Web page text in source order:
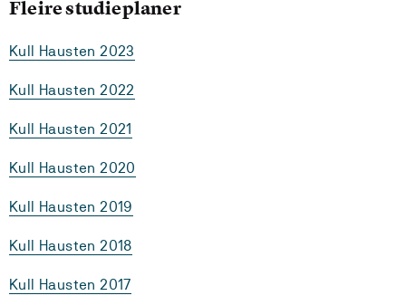
Fleire studieplaner
Kull Hausten 2023
Kull Hausten 2022
Kull Hausten 2021
Kull Hausten 2020
Kull Hausten 2019
Kull Hausten 2018
Kull Hausten 2017